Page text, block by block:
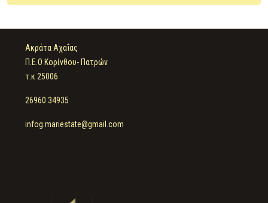
Ακράτα Αχαΐας
Π.Ε.Ο Κορίνθου- Πατρών
τ.κ 25006
26960 34935
infog.mariestate@gmail.com